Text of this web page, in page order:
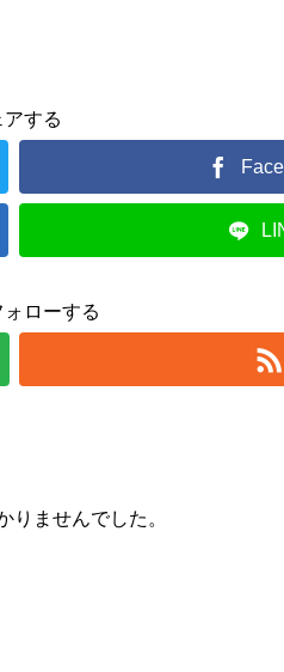
する
ローする
りませんでした。